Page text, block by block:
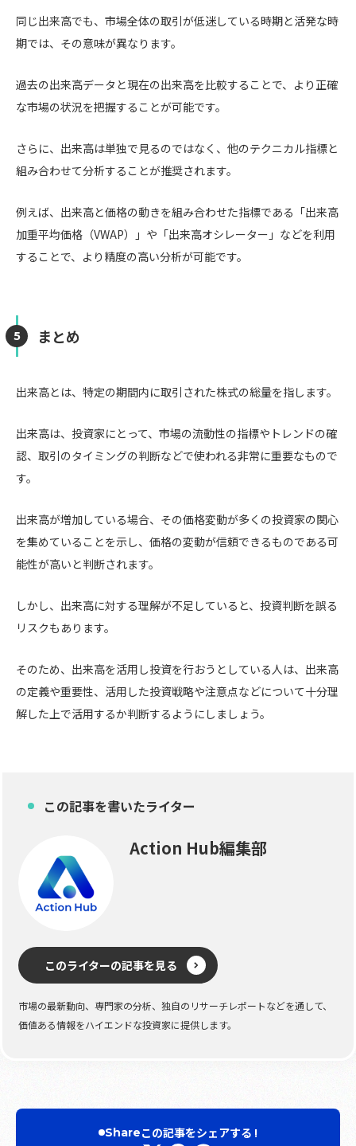
同じ出来高でも、市場全体の取引が低迷している時期と活発な時
期では、その意味が異なります。
過去の出来高データと現在の出来高を比較することで、より正確
な市場の状況を把握することが可能です。
さらに、出来高は単独で見るのではなく、他のテクニカル指標と
組み合わせて分析することが推奨されます。
例えば、出来高と価格の動きを組み合わせた指標である「出来高
加重平均価格（VWAP）」や「出来高オシレーター」などを利用
することで、より精度の高い分析が可能です。
まとめ
出来高とは、特定の期間内に取引された株式の総量を指します。
出来高は、投資家にとって、市場の流動性の指標やトレンドの確
認、取引のタイミングの判断などで使われる非常に重要なもので
す。
出来高が増加している場合、その価格変動が多くの投資家の関心
を集めていることを示し、価格の変動が信頼できるものである可
能性が高いと判断されます。
しかし、出来高に対する理解が不足していると、投資判断を誤る
リスクもあります。
そのため、出来高を活用し投資を行おうとしている人は、出来高
の定義や重要性、活用した投資戦略や注意点などについて十分理
解した上で活用するか判断するようにしましょう。
この記事を書いたライター
Action Hub編集部
このライターの記事を見る
市場の最新動向、専門家の分析、独自のリサーチレポートなどを通して、
価値ある情報をハイエンドな投資家に提供します。
Shareこの記事をシェアする !